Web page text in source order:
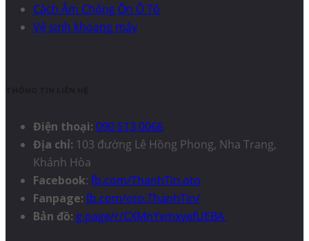
Cách Âm Chống Ồn Ô Tô
Vệ sinh khoang máy
Điện thoại: 090 513 0066
Địa chỉ: 103 đường Lê Hồng Phong, Nha Trang,
Khánh Hòa
Facebook: fb.com/ThanhTin.oto
Fanpage: fb.com/oto.ThanhTin/
Bản đồ: g.page/r/CXMnYvmxyefUEBA